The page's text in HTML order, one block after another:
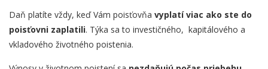
Daň platíte vždy, keď Vám poisťovňa vyplatí viac ako ste do
poisťovni zaplatili. Týka sa to investičného, kapitálového a
vkladového životného poistenia.